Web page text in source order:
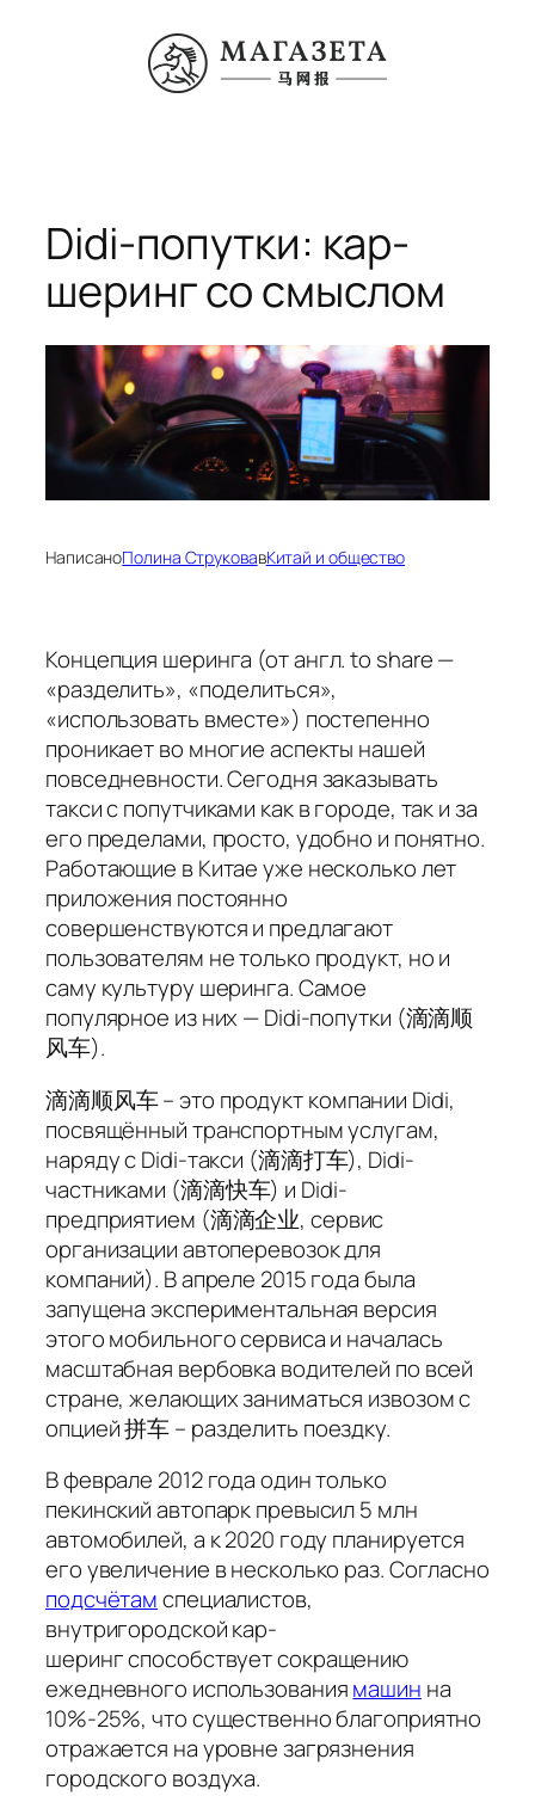
содержимому
Didi-попутки: кар-
шеринг со смыслом
НаписаноПолина СтруковавКитай и общество
Концепция шеринга (от англ. to share —
«разделить», «поделиться»,
«использовать вместе») постепенно
проникает во многие аспекты нашей
повседневности. Сегодня заказывать
такси с попутчиками как в городе, так и за
его пределами, просто, удобно и понятно.
Работающие в Китае уже несколько лет
приложения постоянно
совершенствуются и предлагают
пользователям не только продукт, но и
саму культуру шеринга. Самое
популярное из них — Didi-попутки (滴滴顺
风车).
滴滴顺风车 – это продукт компании Didi,
посвящённый транспортным услугам,
наряду с Didi-такси (滴滴打车), Didi-
частниками (滴滴快车) и Didi-
предприятием (滴滴企业, сервис
организации автоперевозок для
компаний). В апреле 2015 года была
запущена экспериментальная версия
этого мобильного сервиса и началась
масштабная вербовка водителей по всей
стране, желающих заниматься извозом с
опцией 拼车 – разделить поездку.
В феврале 2012 года один только
пекинский автопарк превысил 5 млн
автомобилей, а к 2020 году планируется
его увеличение в несколько раз. Согласно
подсчётамспециалистов,
внутригородскойкар-
шерингспособствует сокращению
ежедневного использованиямашин на
10%-25%, что существенно благоприятно
отражается на уровне загрязнения
городского воздуха.